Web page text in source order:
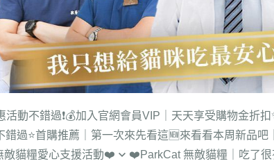
動不錯過❗💰加入官網會員VIP｜天天享受購物金折扣
錯過⭐首購推薦｜第一次來先看這🆕來看看本周新品吧
敵貓糧愛心支援活動❤️
❤️ParkCat 無敵貓糧｜吃了很